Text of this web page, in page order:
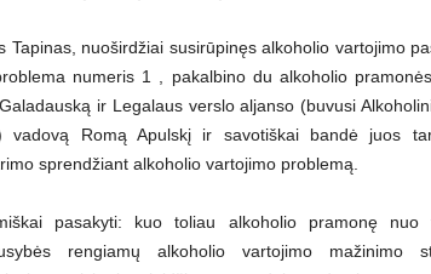
Tapinas, nuoširdžiai susirūpinęs alkoholio vartojimo
numeris 1 , pakalbino du alkoholio
ir Legalaus verslo aljanso (buvusi
vadovą Romą Apulskį ir savotiškai bandė juos
sprendžiant alkoholio vartojimo problemą.
pasakyti: kuo toliau alkoholio pramonę nuo
rengiamų alkoholio vartojimo mažinimo